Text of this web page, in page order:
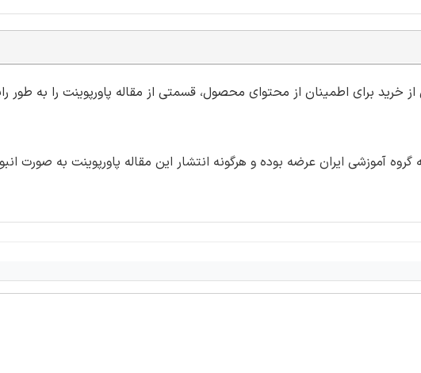
خرید برای اطمینان از محتوای محصول، قسمتی از مقاله پاورپوینت را به طور
آموزشی ایران عرضه بوده و هرگونه انتشار این مقاله پاورپوینت به صورت